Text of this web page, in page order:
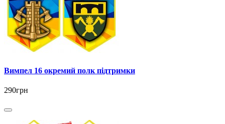
Вимпел 16 окремий полк підтримки
290грн